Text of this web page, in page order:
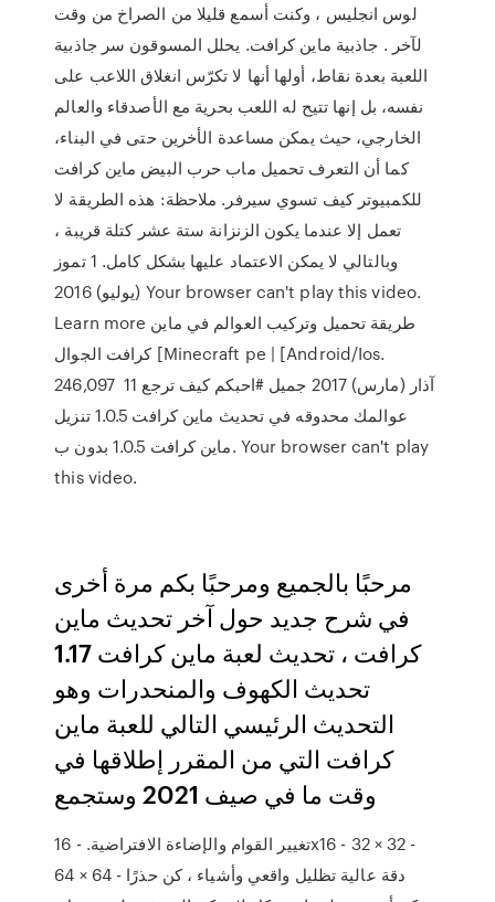
لوس انجليس ، وكنت أسمع قليلا من الصراخ من وقت
لآخر . جاذبية ماين كرافت. يحلل المسوقون سر جاذبية
اللعبة بعدة نقاط، أولها أنها لا تكرّس انغلاق اللاعب على
نفسه، بل إنها تتيح له اللعب بحرية مع الأصدقاء والعالم
الخارجي، حيث يمكن مساعدة الأخرين حتى في البناء،
كما أن التعرف تحميل ماب حرب البيض ماين كرافت
للكمبيوتر كيف تسوي سيرفر. ملاحظة: هذه الطريقة لا
تعمل إلا عندما يكون الزنزانة ستة عشر كتلة قريبة ،
وبالتالي لا يمكن الاعتماد عليها بشكل كامل. 1 تموز
(يوليو) 2016 Your browser can't play this video.
Learn more طريقة تحميل وتركيب العوالم في ماين
كرافت الجوال [Minecraft pe | [Android/Ios.
246,097 11 آذار (مارس) 2017 جميل #احبكم كيف ترجع
عوالمك محدوقه في تحديث ماين كرافت 1.0.5 تنزيل
ماين كرافت 1.0.5 بدون ب. Your browser can't play
this video.
مرحبًا بالجميع ومرحبًا بكم مرة أخرى
في شرح جديد حول آخر تحديث ماين
كرافت ، تحديث لعبة ماين كرافت 1.17
تحديث الكهوف والمنحدرات وهو
التحديث الرئيسي التالي للعبة ماين
كرافت التي من المقرر إطلاقها في
وقت ما في صيف 2021 وستجمع
تغيير القوام والإضاءة الافتراضية. - 16x16 - 32 × 32 -
64 × 64 - دقة عالية تظليل واقعي وأشياء ، كن حذرًا